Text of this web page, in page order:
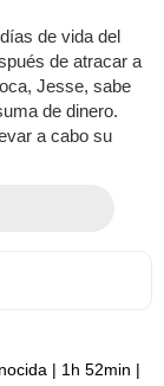
de vida del
de atracar a
Jesse, sabe
de dinero.
a cabo su
| 1h 52min |